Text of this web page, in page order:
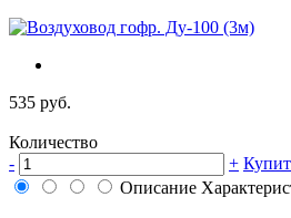
535 руб.
Количество
-
+
Описание